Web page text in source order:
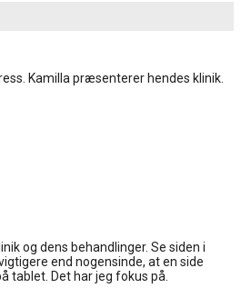
Kamilla præsenterer hendes klinik.
og dens behandlinger. Se siden i
end nogensinde, at en side
tablet. Det har jeg fokus på.